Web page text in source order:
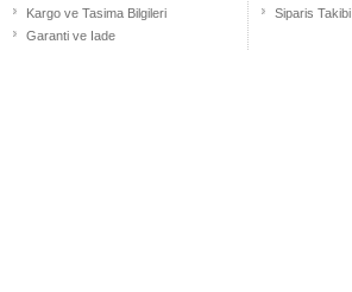
Kargo ve Tasima Bilgileri
Garanti ve Iade
Siparis Takibi